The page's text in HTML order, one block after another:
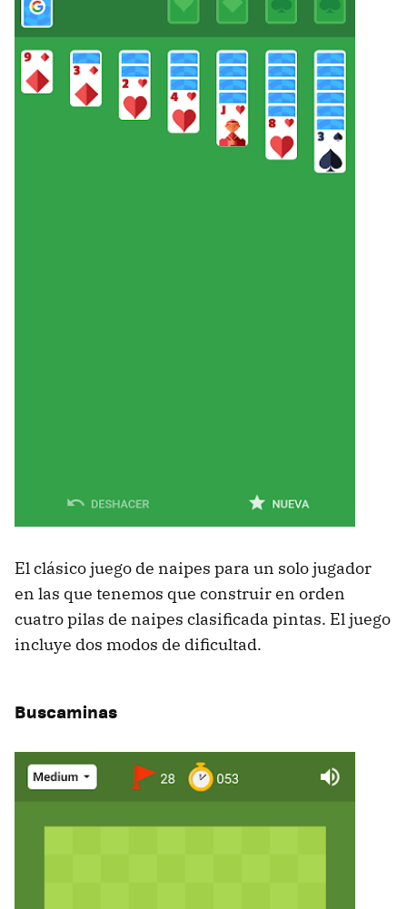
El clásico juego de naipes para un solo jugador
en las que tenemos que construir en orden
cuatro pilas de naipes clasificada pintas. El juego
incluye dos modos de dificultad.
Buscaminas